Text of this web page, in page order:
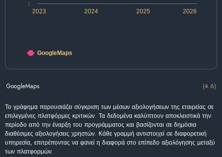
2024 2026
2023 2025
1
GoogleMaps
GoogleMaps (4.6)
Το γράφημα παρουσιάζει σύγκριση των μέσων αξιολογήσεων της εταιρείας σε
επιλεγμένες πλατφόρμες κριτικών. Τα δεδομένα καλύπτουν αποκλειστικά την
περίοδο από την έναρξη του προγράμματος και βασίζονται σε δημόσια
διαθέσιμες αξιολογήσεις χρηστών. Κάθε γραμμή αντιστοιχεί σε διαφορετική
υπηρεσία, επιτρέποντας να φανεί η διαφορά στο επίπεδο αξιολόγησης μεταξύ
των πλατφορμών.